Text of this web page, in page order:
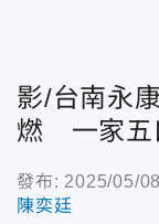
影/台南永
燃 一家五
發布: 2025/05/
陳奕廷